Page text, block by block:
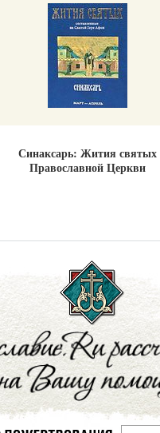
Синаксарь: Жития святых
Православной Церкви